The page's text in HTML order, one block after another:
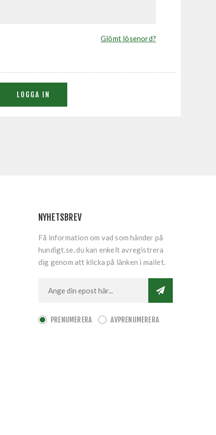
Glömt lösenord?
LOGGA IN
NYHETSBREV
Få information om vad som händer på
hundigt.se, du kan enkelt avregistrera
dig genom att klicka på länken i mailet.
PRENUMERERA AVPRENUMERERA